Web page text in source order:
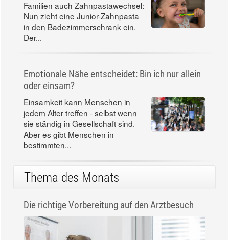
Familien auch Zahnpastawechsel:
Nun zieht eine Junior-Zahnpasta
in den Badezimmerschrank ein.
Der...
Emotionale Nähe entscheidet: Bin ich nur allein
oder einsam?
Einsamkeit kann Menschen in
jedem Alter treffen - selbst wenn
sie ständig in Gesellschaft sind.
Aber es gibt Menschen in
bestimmten...
Thema des Monats
Die richtige Vorbereitung auf den Arztbesuch